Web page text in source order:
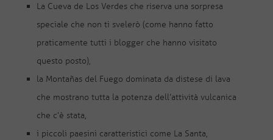
La Cueva de Los Verdes che riserva una sorpresa
speciale che non ti svelerò (come hanno fatto
praticamente tutti i blogger che hanno visitato
questo posto),
la Montañas del Fuego dominata da distese di lava
che mostrano tutta la potenza dell’attività vulcanica
che c’è stata,
i piccoli paesini caratteristici come La Santa,